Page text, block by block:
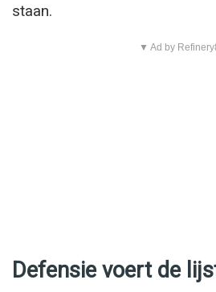
staan.
▼ Ad by
Defensie voert de